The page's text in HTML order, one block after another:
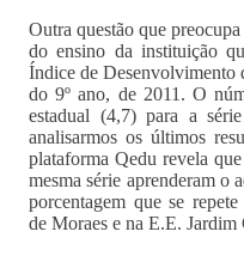
Outra questão que
do ensino da instituição
Índice de Desenvolvimento
do 9º ano, de 2011. O
estadual (4,7) para a
analisarmos os últimos
plataforma Qedu revela
mesma série aprenderam o
porcentagem que se
de Moraes e na E.E. Jardim